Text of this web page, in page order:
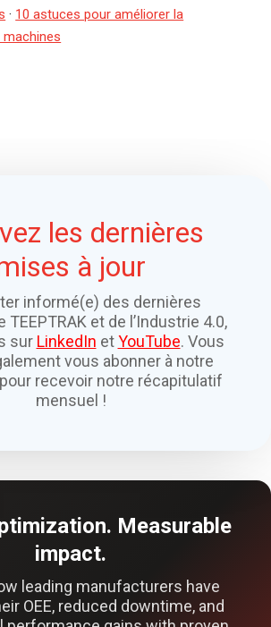
· 10 astuces pour améliorer la
les dernières
à jour
informé(e) des dernières
TEEPTRAK et de l’Industrie 4.0,
sur LinkedIn etYouTube. Vous
vous abonner à notre
recevoir notre récapitulatif
mensuel !
Measurable
impact.
leading manufacturers have
OEE, reduced downtime, and